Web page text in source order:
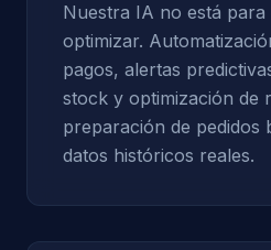
Nuestra IA no está
optimizar.
pagos, alertas
stock y optimización de
preparación de pedidos
datos históricos reales.